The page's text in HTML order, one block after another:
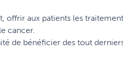
offrir aux patients les
cancer.
de bénéficier des tout